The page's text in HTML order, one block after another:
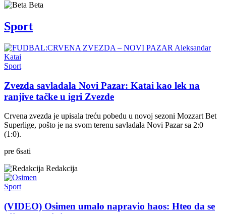
Beta
Sport
Sport
Zvezda savladala Novi Pazar: Katai kao lek na
ranjive tačke u igri Zvezde
Crvena zvezda je upisala treću pobedu u novoj sezoni Mozzart Bet
Superlige, pošto je na svom terenu savladala Novi Pazar sa 2:0
(1:0).
pre 6sati
Redakcija
Sport
(VIDEO) Osimen umalo napravio haos: Hteo da se